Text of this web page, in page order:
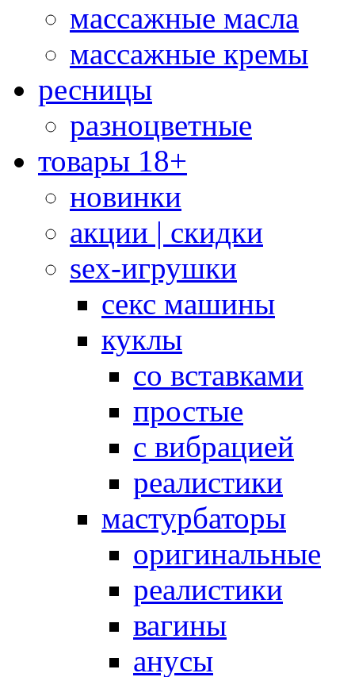
массажные масла
массажные кремы
ресницы
разноцветные
товары 18+
новинки
акции | скидки
sex-игрушки
секс машины
куклы
со вставками
простые
с вибрацией
реалистики
мастурбаторы
оригинальные
реалистики
вагины
анусы